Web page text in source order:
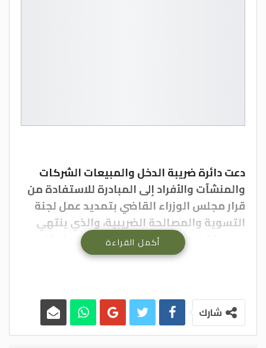
دعت دائرة ضريبة الدخل والمبيعات الشركات
والمنشآت والأفراد إلى المبادرة للاستفادة من
قرار مجلس الوزراء القاضي بتمديد عمل لجنة
التسوية والمصالحة الضريبية، والذي ينتهي
موعد تقديم الطلبات مع نهاية شهر حزيران
الحالي، بما يتيح تسوية المطالبات الضريبية
وأوضحت الدائرة، أن القرار يمنح المكلفين
فرصة لتسوية أوضاعهم الضريبية وتصويب
الذمم المالية المترتبة عليهم عن المطالبات
أكمل القراءة
شارك